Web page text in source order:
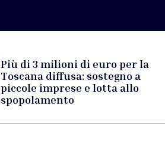
Più di 3 milioni di euro per la
Toscana diffusa: sostegno a
piccole imprese e lotta allo
spopolamento